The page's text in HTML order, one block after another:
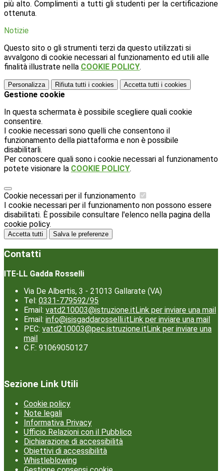
più alto. Complimenti a tutti gli studenti per la certificazione
ottenuta.
Notizie
Questo sito o gli strumenti terzi da questo utilizzati si
avvalgono di cookie necessari al funzionamento ed utili alle
finalità illustrate nella COOKIE POLICY.
Personalizza Rifiuta tutti i cookies Accetta tutti i cookies
Gestione cookie
In questa schermata è possibile scegliere quali cookie
consentire.
I cookie necessari sono quelli che consentono il
funzionamento della piattaforma e non è possibile
disabilitarli.
Per conoscere quali sono i cookie necessari al funzionamento
potete visionare la COOKIE POLICY.
Cookie necessari per il funzionamento
I cookie necessari per il funzionamento non possono essere
disabilitati. È possibile consultare l'elenco nella pagina della
cookie policy.
Accetta tutti Salva le preferenze
Contatti
ITE-LL Gadda Rosselli
Via De Albertis, 3 - 21013 Gallarate (VA)
Tel: 0331-779592/95
Email: vatd210003@istruzione.itLink per inviare una mail
Email: info@isisgaddarosselli.itLink per inviare una mail
PEC: vatd210003@pec.istruzione.itLink per inviare una
mail
C.F.: 91069050127
Sezione Link Utili
Cookie policy
Note legali
Informativa Privacy
Ufficio Relazioni con il Pubblico
Dichiarazione di accessibilità
Obiettivi di accessibilità
Whistleblowing